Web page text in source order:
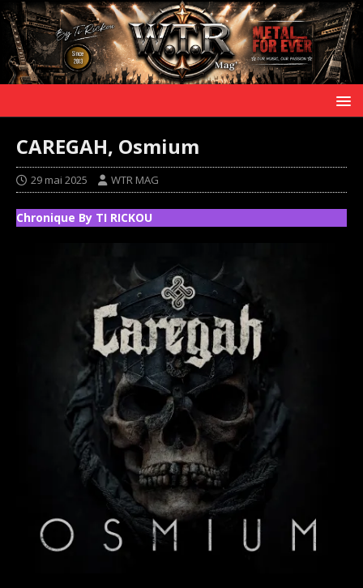
CAREGAH, Osmium
29 mai 2025 WTR MAG
Chronique By TI RICKOU